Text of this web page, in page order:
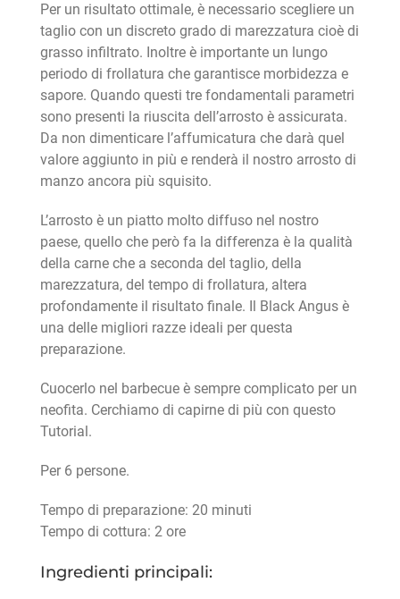
Per un risultato ottimale, è necessario scegliere un
taglio con un discreto grado di marezzatura cioè di
grasso infiltrato. Inoltre è importante un lungo
periodo di frollatura che garantisce morbidezza e
sapore. Quando questi tre fondamentali parametri
sono presenti la riuscita dell’arrosto è assicurata.
Da non dimenticare l’affumicatura che darà quel
valore aggiunto in più e renderà il nostro arrosto di
manzo ancora più squisito.
L’arrosto è un piatto molto diffuso nel nostro
paese, quello che però fa la differenza è la qualità
della carne che a seconda del taglio, della
marezzatura, del tempo di frollatura, altera
profondamente il risultato finale. Il Black Angus è
una delle migliori razze ideali per questa
preparazione.
Cuocerlo nel barbecue è sempre complicato per un
neofita. Cerchiamo di capirne di più con questo
Tutorial.
Per 6 persone.
Tempo di preparazione: 20 minuti
Tempo di cottura: 2 ore
Ingredienti principali: